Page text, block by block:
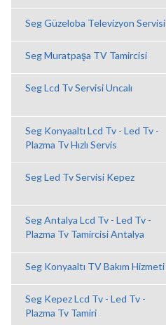
Seg Güzeloba Televizyon Servisi
Seg Muratpaşa TV Tamircisi
Seg Lcd Tv Servisi Uncalı
Seg Konyaaltı Lcd Tv - Led Tv -
Plazma Tv Hızlı Servis
Seg Led Tv Servisi Kepez
Seg Antalya Lcd Tv - Led Tv -
Plazma Tv Tamircisi Antalya
Seg Konyaaltı TV Bakım Hizmeti
Seg Kepez Lcd Tv - Led Tv -
Plazma Tv Tamiri